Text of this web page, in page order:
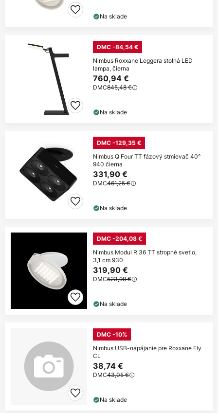
Na sklade
DMC -84,54 €
Nimbus Roxxane Leggera stolná LED
lampa, čierna
760,94 €
DMC845,48 €
Na sklade
DMC -129,35 €
Nimbus Q Four TT fázový stmievač 40°
940 čierna
331,90 €
DMC461,25 €
Na sklade
DMC -204,08 €
Nimbus Modul R 36 TT stropné svetlo,
3,1 cm 930
319,90 €
DMC523,98 €
Na sklade
DMC -10%
Nimbus USB-napájanie pre Roxxane Fly
CL
38,74 €
DMC43,05 €
Na sklade